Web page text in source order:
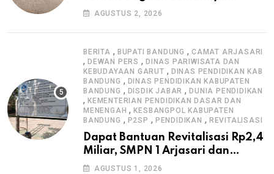
Pengawasan K3
AGUSTUS 2, 2026
BERITA , BUPATI BANDUNG ,CAMAT ARJASARI
, DEWAN PERS , DINAS PARIWISATA DAN
KEBUDAYAAN GARUT , DINAS PENDIDIKAN KAB
BANDUNG , DINAS PENDIDIKAN KABUPATEN
BANDUNG , DISDIK JABAR ,DUNIA PENDIDIKAN
, KEMENTERIAN PENDIDIKAN DASAR DAN
MENENGAH ,KESBANGPOL KABUPATEN
BANDUNG , P2SP , PENDIDIKAN , REVITALISASI
Dapat Bantuan Revitalisasi Rp2,4
Miliar, SMPN 1 Arjasari dan
Masyarakat Sambut Antusias
AGUSTUS 1, 2026